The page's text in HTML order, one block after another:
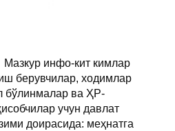
инфо-кит кимлар
берувчилар, ходимлар
бўлинмалар ва ҲР-
учун давлат
доирасида: меҳнатга